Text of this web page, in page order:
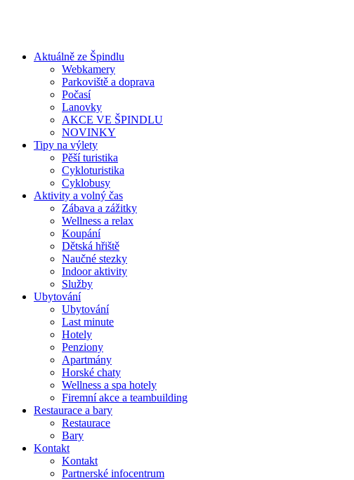
Aktuálně ze Špindlu
Webkamery
Parkoviště a doprava
Počasí
Lanovky
AKCE VE ŠPINDLU
NOVINKY
Tipy na výlety
Pěší turistika
Cykloturistika
Cyklobusy
Aktivity a volný čas
Zábava a zážitky
Wellness a relax
Koupání
Dětská hřiště
Naučné stezky
Indoor aktivity
Služby
Ubytování
Ubytování
Last minute
Hotely
Penziony
Apartmány
Horské chaty
Wellness a spa hotely
Firemní akce a teambuilding
Restaurace a bary
Restaurace
Bary
Kontakt
Kontakt
Partnerské infocentrum